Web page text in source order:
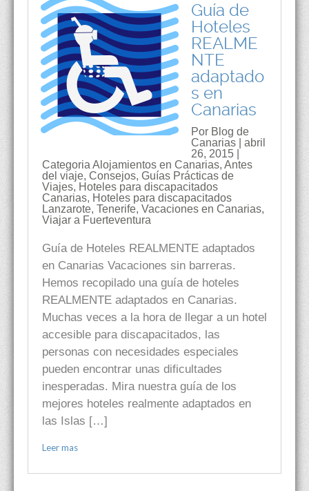
Guía de
Hoteles
REALME
NTE
adaptado
s en
Canarias
Por Blog de
Canarias | abril
26, 2015 |
Categoria Alojamientos en Canarias, Antes
del viaje, Consejos, Guías Prácticas de
Viajes, Hoteles para discapacitados
Canarias, Hoteles para discapacitados
Lanzarote, Tenerife, Vacaciones en Canarias,
Viajar a Fuerteventura
Guía de Hoteles REALMENTE adaptados
en Canarias Vacaciones sin barreras.
Hemos recopilado una guía de hoteles
REALMENTE adaptados en Canarias.
Muchas veces a la hora de llegar a un hotel
accesible para discapacitados, las
personas con necesidades especiales
pueden encontrar unas dificultades
inesperadas. Mira nuestra guía de los
mejores hoteles realmente adaptados en
las Islas […]
Leer mas